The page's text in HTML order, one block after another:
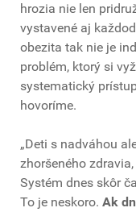
hrozia nie len
vystavené aj
obezita tak nie je
problém, ktorý si
systematický
hovoríme.
„Deti s nadváhou
zhoršeného
Systém dnes skôr
To je neskoro. Ak